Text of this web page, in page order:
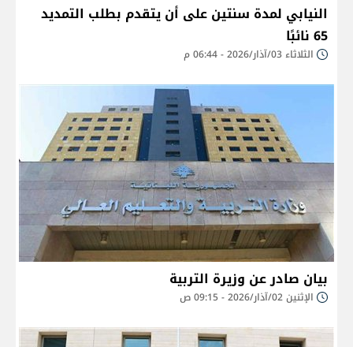
النيابي لمدة سنتين على أن يتقدم بطلب التمديد
65 نائبًا
الثلاثاء 03/آذار/2026 - 06:44 م
بيان صادر عن وزيرة التربية
الإثنين 02/آذار/2026 - 09:15 ص